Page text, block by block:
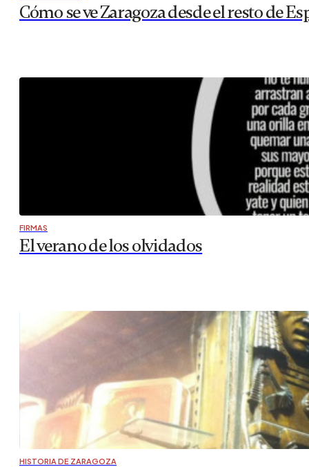
Cómo se ve Zaragoza desde el resto de
FIRMAS
El verano de los olvidados
HISTORIA DE ZARAGOZA